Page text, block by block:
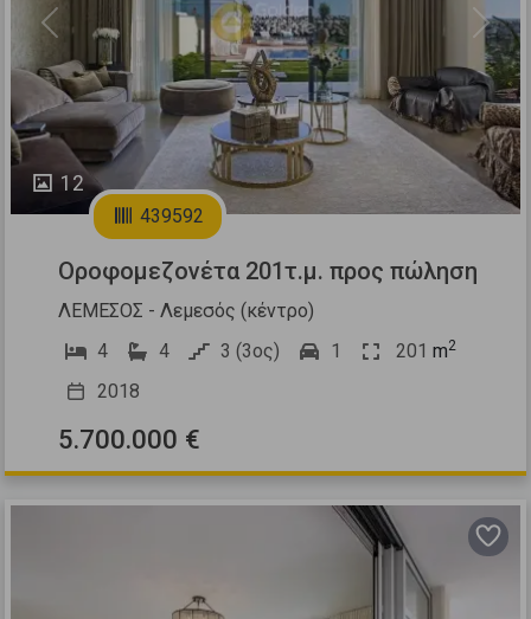
12
Previous Next
439592
Οροφομεζονέτα 201τ.μ. προς πώληση
ΛΕΜΕΣΟΣ - Λεμεσός (κέντρο)
4
4 3 (3ος) 1 201 m2
2018
5.700.000 €